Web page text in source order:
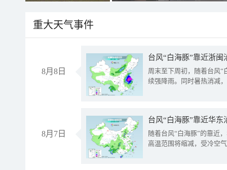
重大天气事件
8月8日
台风“白海豚”靠近浙
周末至下周初，随着台风“
续强降雨。同时暑热消减
8月7日
台风“白海豚”靠近华
随着台风“白海豚”的靠近
高温范围将缩减，受冷空